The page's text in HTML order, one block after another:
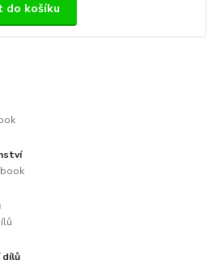
do košíku
dílů